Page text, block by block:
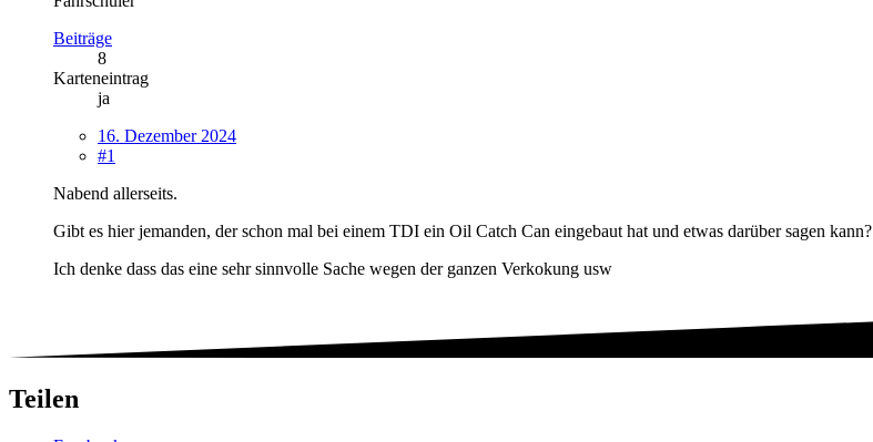
Beiträge
8
Karteneintrag
ja
16. Dezember 2024
#1
Nabend allerseits.
Gibt es hier jemanden, der schon mal bei einem TDI ein Oil Catch Can eingebaut hat und etwas darüber sagen kann?
Ich denke dass das eine sehr sinnvolle Sache wegen der ganzen Verkokung usw
Teilen